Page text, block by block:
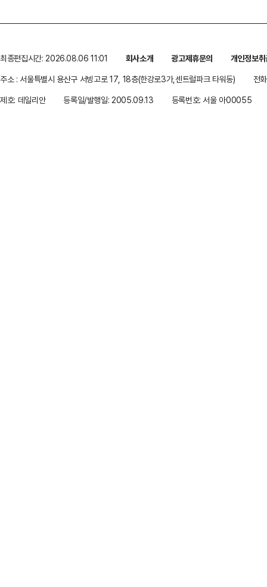
최종편집시간: 2026.08.06 11:01 회사소개 광고제휴문의
개인정보
주소 : 서울특별시 용산구 서빙고로 17, 18층(한강로3가,센트럴파크 타워동)
전
제호: 데일리안
등록일/발행일: 2005.09.13 등록번호: 서울 아00055